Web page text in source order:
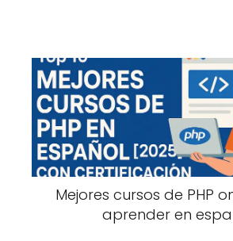
Mejores cursos de PHP
aprender en